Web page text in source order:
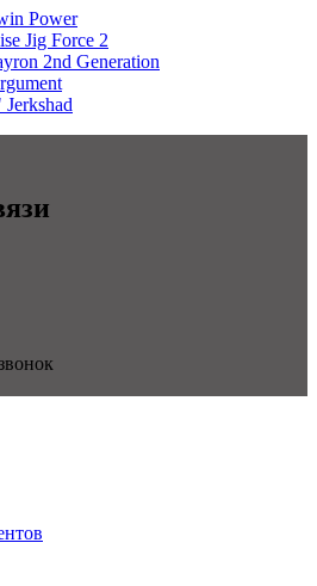
Power
Jig Force 2
2nd Generation